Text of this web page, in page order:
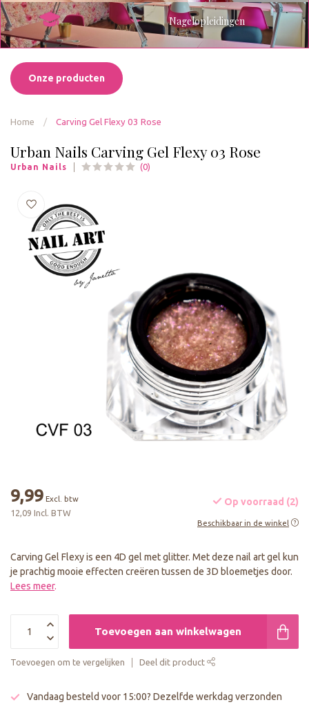
Nagelopleidingen
Onze producten
Home / Carving Gel Flexy 03 Rose
Urban Nails Carving Gel Flexy 03 Rose
Urban Nails (0)
9,99 Excl. btw
12,09 Incl. BTW
Op voorraad (2)
Beschikbaar in de winkel
Carving Gel Flexy is een 4D gel met glitter. Met deze nail art gel kun
je prachtig mooie effecten creëren tussen de 3D bloemetjes door.
Lees meer.
Toevoegen aan winkelwagen
Toevoegen om te vergelijken Deel dit product
Vandaag besteld voor 15:00? Dezelfde werkdag verzonden